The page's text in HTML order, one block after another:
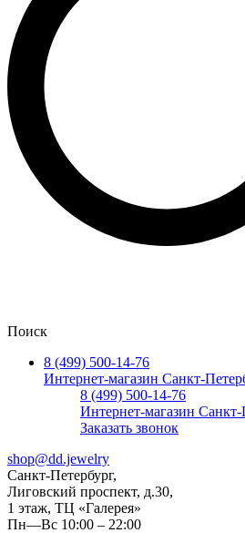
Поиск
8 (499) 500-14-76
Интернет-магазин Санкт-
8 (499) 500-14-76
Интернет-магазин Санкт-
Заказать звонок
shop@dd.jewelry
Санкт-Петербург,
Лиговский проспект, д.30,
1 этаж, ТЦ «Галерея»
Пн—Вс 10:00 – 22:00